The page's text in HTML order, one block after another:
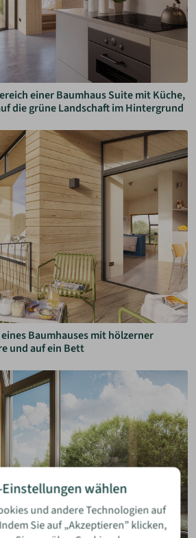
einer Baumhaus Suite mit Küche,
die grüne Landschaft im Hintergrund
Baumhauses mit hölzerner
und auf ein Bett
wählen
und andere Technologien auf
Sie auf „Akzeptieren” klicken,